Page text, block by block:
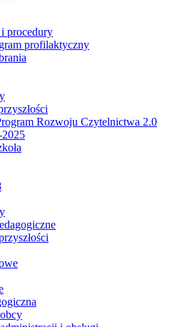
procedury
profilaktyczny
Rozwoju Czytelnictwa 2.0
2025